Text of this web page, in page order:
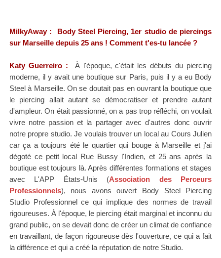
MilkyAway : Body Steel Piercing, 1er studio de piercings
sur Marseille depuis 25 ans ! Comment t'es-tu lancée ?
Katy Guerreiro: À l'époque, c'était les débuts du piercing
moderne, il y avait une boutique sur Paris, puis il y a eu Body
Steel à Marseille. On se doutait pas en ouvrant la boutique que
le piercing allait autant se démocratiser et prendre autant
d'ampleur. On était passionné, on a pas trop réfléchi, on voulait
vivre notre passion et la partager avec d'autres donc ouvrir
notre propre studio. Je voulais trouver un local au Cours Julien
car ça a toujours été le quartier qui bouge à Marseille et j'ai
dégoté ce petit local Rue Bussy l'Indien, et 25 ans après la
boutique est toujours là. Après différentes formations et stages
avec L'APP États-Unis (Association des Perceurs
Professionnels), nous avons ouvert Body Steel Piercing
Studio Professionnel ce qui implique des normes de travail
rigoureuses.À l'époque, le piercing était marginal et inconnu du
grand public, on se devait donc de créer un climat de confiance
en travaillant, de façon rigoureuse dès l'ouverture, ce qui a fait
la différence et qui a créé la réputation de notre Studio.